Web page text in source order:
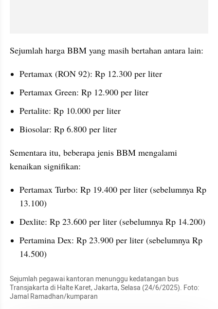
Sejumlah harga BBM yang masih bertahan antara lain:
Pertamax (RON 92): Rp 12.300 per liter
Pertamax Green: Rp 12.900 per liter
Pertalite: Rp 10.000 per liter
Biosolar: Rp 6.800 per liter
Sementara itu, beberapa jenis BBM mengalami
kenaikan signifikan:
Pertamax Turbo: Rp 19.400 per liter (sebelumnya Rp
13.100)
Dexlite: Rp 23.600 per liter (sebelumnya Rp 14.200)
Pertamina Dex: Rp 23.900 per liter (sebelumnya Rp
14.500)
Sejumlah pegawai kantoran menunggu kedatangan bus
Transjakarta di Halte Karet, Jakarta, Selasa (24/6/2025). Foto:
Jamal Ramadhan/kumparan